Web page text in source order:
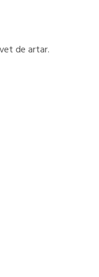
de artar.